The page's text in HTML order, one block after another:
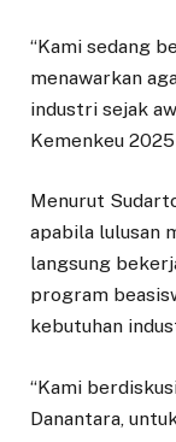
“Kami sedang
menawarkan
industri sejak
Kemenkeu
Menurut
apabila lulusan
langsung
program
kebutuhan
“Kami
Danantara,